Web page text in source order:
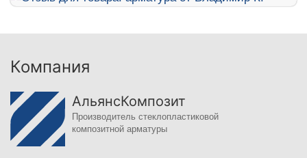
Компания
АльянсКомпозит
Производитель стеклопластиковой
композитной арматуры